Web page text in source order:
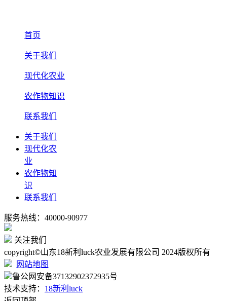
首页
关于我们
现代化农业
农作物知识
联系我们
关于我们
现代化农
业
农作物知
识
联系我们
服务热线：40000-90977
关注我们
copyright©山东18新利luck农业发展有限公司 2024版权所有
网站地图
鲁公网安备37132902372935号
技术支持： 18新利luck